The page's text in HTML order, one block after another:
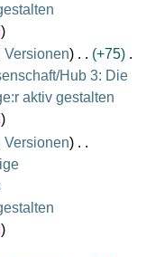
Versionen
+75
Hub 3: Die
aktiv gestalten
Versionen